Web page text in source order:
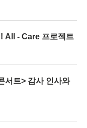
All - Care 프로젝트
서트> 감사 인사와